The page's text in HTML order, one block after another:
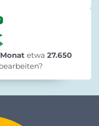
Monat etwa 27.650